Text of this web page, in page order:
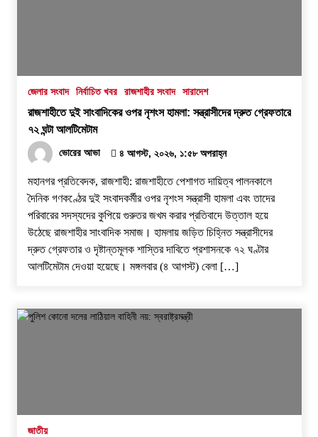
জেলার সংবাদ নির্বাচিত খবর রাজশাহীর সংবাদ সারাদেশ
রাজশাহীতে দুই সাংবাদিকের ওপর নৃশংস হামলা: সন্ত্রাসীদের দ্রুত গ্রেফতারে
৭২ ঘন্টা আলটিমেটাম
ভোরের আভা ৪ আগস্ট, ২০২৬, ১:৫৮ অপরাহ্ন
​মহানগর প্রতিবেদক, রাজশাহী: রাজশাহীতে পেশাগত দায়িত্ব পালনকালে
দৈনিক গণকণ্ঠের দুই সংবাদকর্মীর ওপর নৃশংস সন্ত্রাসী হামলা এবং তাদের
পরিবারের সদস্যদের কুপিয়ে গুরুতর জখম করার প্রতিবাদে উত্তাল হয়ে
উঠেছে রাজশাহীর সাংবাদিক সমাজ। হামলায় জড়িত চিহ্নিত সন্ত্রাসীদের
দ্রুত গ্রেফতার ও দৃষ্টান্তমূলক শাস্তির দাবিতে প্রশাসনকে ৭২ ঘণ্টার
আলটিমেটাম দেওয়া হয়েছে। ​মঙ্গলবার (৪ আগস্ট) বেলা […]
জাতীয়